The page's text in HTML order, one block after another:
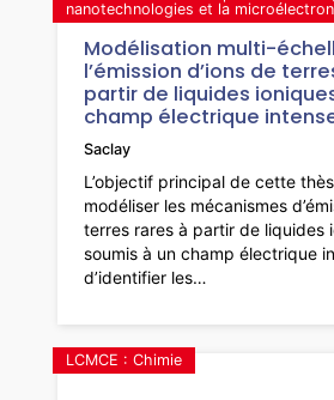
Modélisation multi-
l’émission d’ions de
partir de liquides
champ électrique
nanotechnologies et la
Saclay
L’objectif principal de cette
modéliser les mécanismes
terres rares à partir de liquides
soumis à un champ électrique
d’identifier les…
LCMCE : Chimie